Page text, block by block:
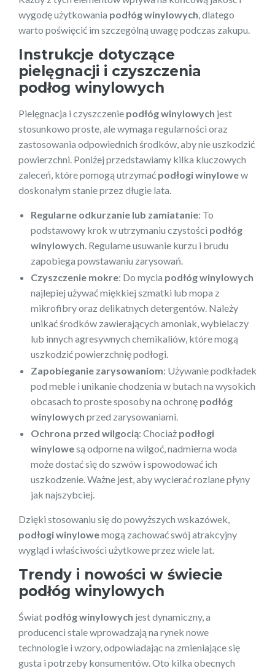
wygodę użytkowania podłóg winylowych , dlatego
warto poświęcić im szczególną uwagę podczas zakupu.
Instrukcje dotyczące
pielęgnacji i czyszczenia
podłog winylowych
Pielęgnacja i czyszczenie podłóg winylowych jest
stosunkowo proste, ale wymaga regularności oraz
zastosowania odpowiednich środków, aby nie uszkodzić
powierzchni. Poniżej przedstawiamy kilka kluczowych
zaleceń, które pomogą utrzymać podłogi winylowew
doskonałym stanie przez długie lata.
Regularne odkurzanie lub zamiatanie: To
podstawowy krok w utrzymaniu czystości podłóg
winylowych . Regularne usuwanie kurzu i brudu
zapobiega powstawaniu zarysowań.
Czyszczenie mokre: Do mycia podłóg winylowych
najlepiej używać miękkiej szmatki lub mopa z
mikrofibry oraz delikatnych detergentów. Należy
unikać środków zawierających amoniak, wybielaczy
lub innych agresywnych chemikaliów, które mogą
uszkodzić powierzchnię podłogi.
Zapobieganie zarysowaniom: Używanie podkładek
pod meble i unikanie chodzenia w butach na wysokich
obcasach to proste sposoby na ochronę podłóg
winylowych przed zarysowaniami.
Ochrona przed wilgocią: Chociaż podłogi
winylowesą odporne na wilgoć, nadmierna woda
może dostać się do szwów i spowodować ich
uszkodzenie. Ważne jest, aby wycierać rozlane płyny
jak najszybciej.
Dzięki stosowaniu się do powyższych wskazówek,
podłogi winylowemogą zachować swój atrakcyjny
wygląd i właściwości użytkowe przez wiele lat.
Trendy i nowości w świecie
podłóg winylowych
Świat podłóg winylowych jest dynamiczny, a
producenci stale wprowadzają na rynek nowe
technologie i wzory, odpowiadając na zmieniające się
gusta i potrzeby konsumentów. Oto kilka obecnych